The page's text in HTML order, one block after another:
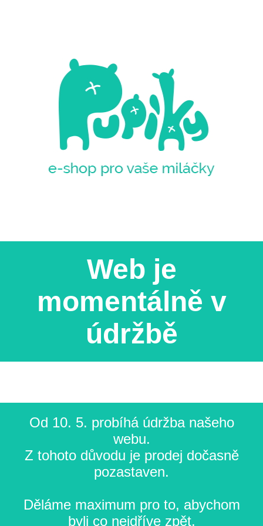
Web je
momentálně v
údržbě
Od 10. 5. probíhá údržba našeho
webu.
Z tohoto důvodu je prodej dočasně
pozastaven.
Děláme maximum pro to, abychom
byli co nejdříve zpět.